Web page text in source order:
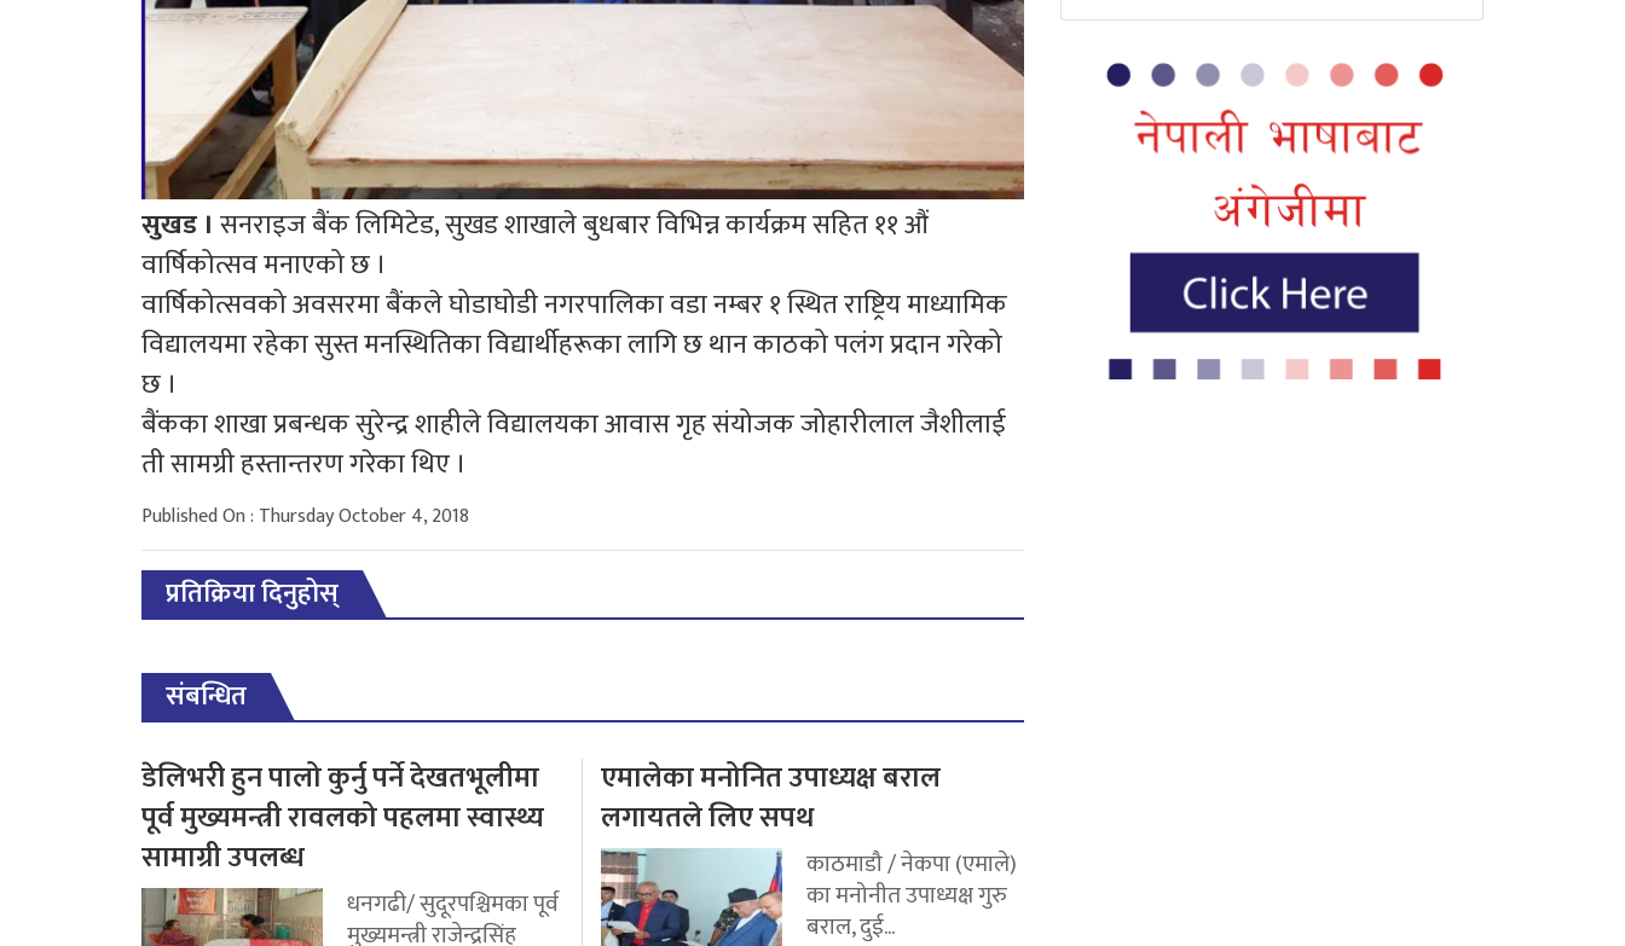
सुखड । सनराइज बैंक लिमिटेड, सुखड शाखाले बुधबार विभिन्न कार्यक्रम सहित ११ औं
वार्षिकोत्सव मनाएको छ ।
वार्षिकोत्सवको अवसरमा बैंकले घोडाघोडी नगरपालिका वडा नम्बर १ स्थित राष्ट्रिय माध्यामिक
विद्यालयमा रहेका सुस्त मनस्थितिका विद्यार्थीहरूका लागि छ थान काठको पलंग प्रदान गरेको
छ ।
बैंकका शाखा प्रबन्धक सुरेन्द्र शाहीले विद्यालयका आवास गृह संयोजक जोहारीलाल जैशीलाई
ती सामग्री हस्तान्तरण गरेका थिए ।
Published On : Thursday October 4, 2018
प्रतिक्रिया दिनुहोस्
संबन्धित
डेलिभरी हुन पालो कुर्नु पर्ने देखतभूलीमा
पूर्व मुख्यमन्त्री रावलको पहलमा स्वास्थ्य
सामाग्री उपलब्ध
धनगढी/ सुदूरपश्चिमका पूर्व
मुख्यमन्त्री राजेन्द्रसिंह
एमालेका मनोनित उपाध्यक्ष बराल
लगायतले लिए सपथ
काठमाडौ / नेकपा (एमाले)
का मनोनीत उपाध्यक्ष गुरु
बराल, दुई...